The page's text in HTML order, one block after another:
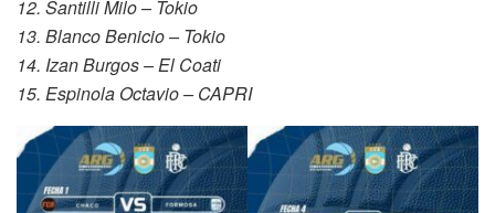
12. Santilli Milo – Tokio
13. Blanco Benicio – Tokio
14. Izan Burgos – El Coati
15. Espinola Octavio – CAPRI